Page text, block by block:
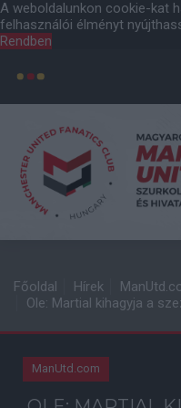
A weboldalunkon cookie-kat
felhasználói élményt
Rendben
Főoldal Hírek
Ole: Martial kihagyja a
ManUtd.com